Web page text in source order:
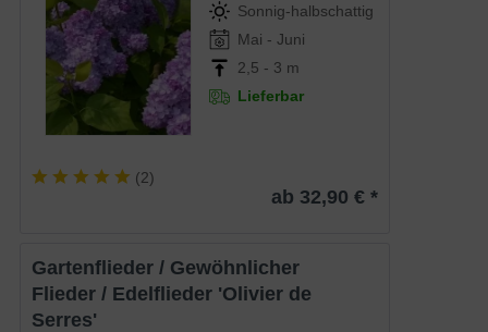
Sonnig-halbschattig
Mai - Juni
2,5 - 3 m
Lieferbar
(2)
ab 32,90 € *
Gartenflieder / Gewöhnlicher
Flieder / Edelflieder 'Olivier de
Serres'